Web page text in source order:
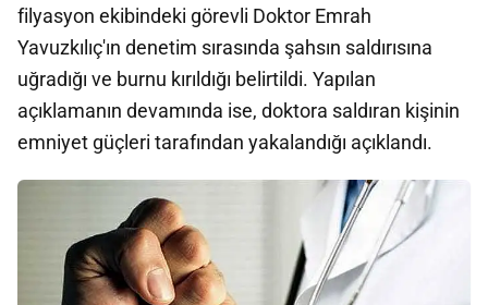
filyasyon ekibindeki görevli Doktor Emrah
Yavuzkılıç'ın denetim sırasında şahsın saldırısına
uğradığı ve burnu kırıldığı belirtildi. Yapılan
açıklamanın devamında ise, doktora saldıran kişinin
emniyet güçleri tarafından yakalandığı açıklandı.